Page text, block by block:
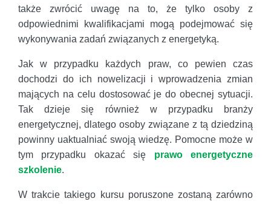
także zwrócić uwagę na to, że tylko osoby z
odpowiednimi kwalifikacjami mogą podejmować się
wykonywania zadań związanych z energetyką.
Jak w przypadku każdych praw, co pewien czas
dochodzi do ich nowelizacji i wprowadzenia zmian
mających na celu dostosować je do obecnej sytuacji.
Tak dzieje się również w przypadku branży
energetycznej, dlatego osoby związane z tą dziedziną
powinny uaktualniać swoją wiedzę. Pomocne może w
tym przypadku okazać się prawo energetyczne
szkolenie.
W trakcie takiego kursu poruszone zostaną zarówno